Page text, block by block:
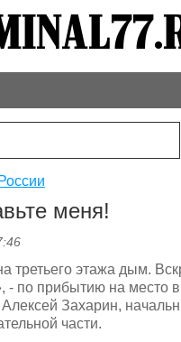
меня!
третьего этажа дым.
- по прибытию на место
Захарин,
части.